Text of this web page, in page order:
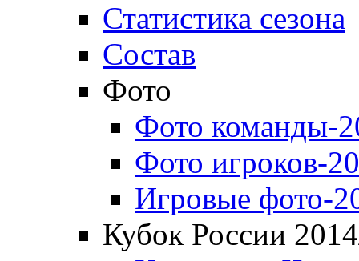
Статистика сезона
Состав
Фото
Фото команды-
Фото игроков-
Игровые фото-
Кубок России